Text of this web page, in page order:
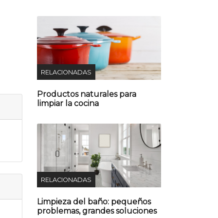
RELACIONADAS
Productos naturales para
limpiar la cocina
RELACIONADAS
Limpieza del baño: pequeños
problemas, grandes soluciones